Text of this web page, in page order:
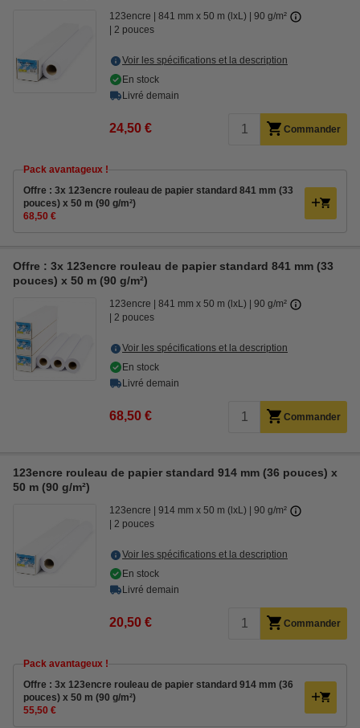
123encre 841 mm x 50 m (lxL)
90 g/m²
2 pouces
Voir les spécifications et la description
En stock
Livré demain
24,50 € Commander
Pack avantageux !
Offre : 3x 123encre rouleau de papier standard 841 mm (33
pouces) x 50 m (90 g/m²)
68,50 €
Offre : 3x 123encre rouleau de papier standard 841 mm (33
pouces) x 50 m (90 g/m²)
123encre 841 mm x 50 m (lxL)
90 g/m²
2 pouces
Voir les spécifications et la description
En stock
Livré demain
68,50 € Commander
123encre rouleau de papier standard 914 mm (36 pouces) x
50 m (90 g/m²)
123encre 914 mm x 50 m (lxL)
90 g/m²
2 pouces
Voir les spécifications et la description
En stock
Livré demain
20,50 € Commander
Pack avantageux !
Offre : 3x 123encre rouleau de papier standard 914 mm (36
pouces) x 50 m (90 g/m²)
55,50 €